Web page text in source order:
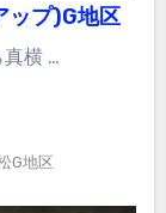
ップ)G地区
横 …
G地区